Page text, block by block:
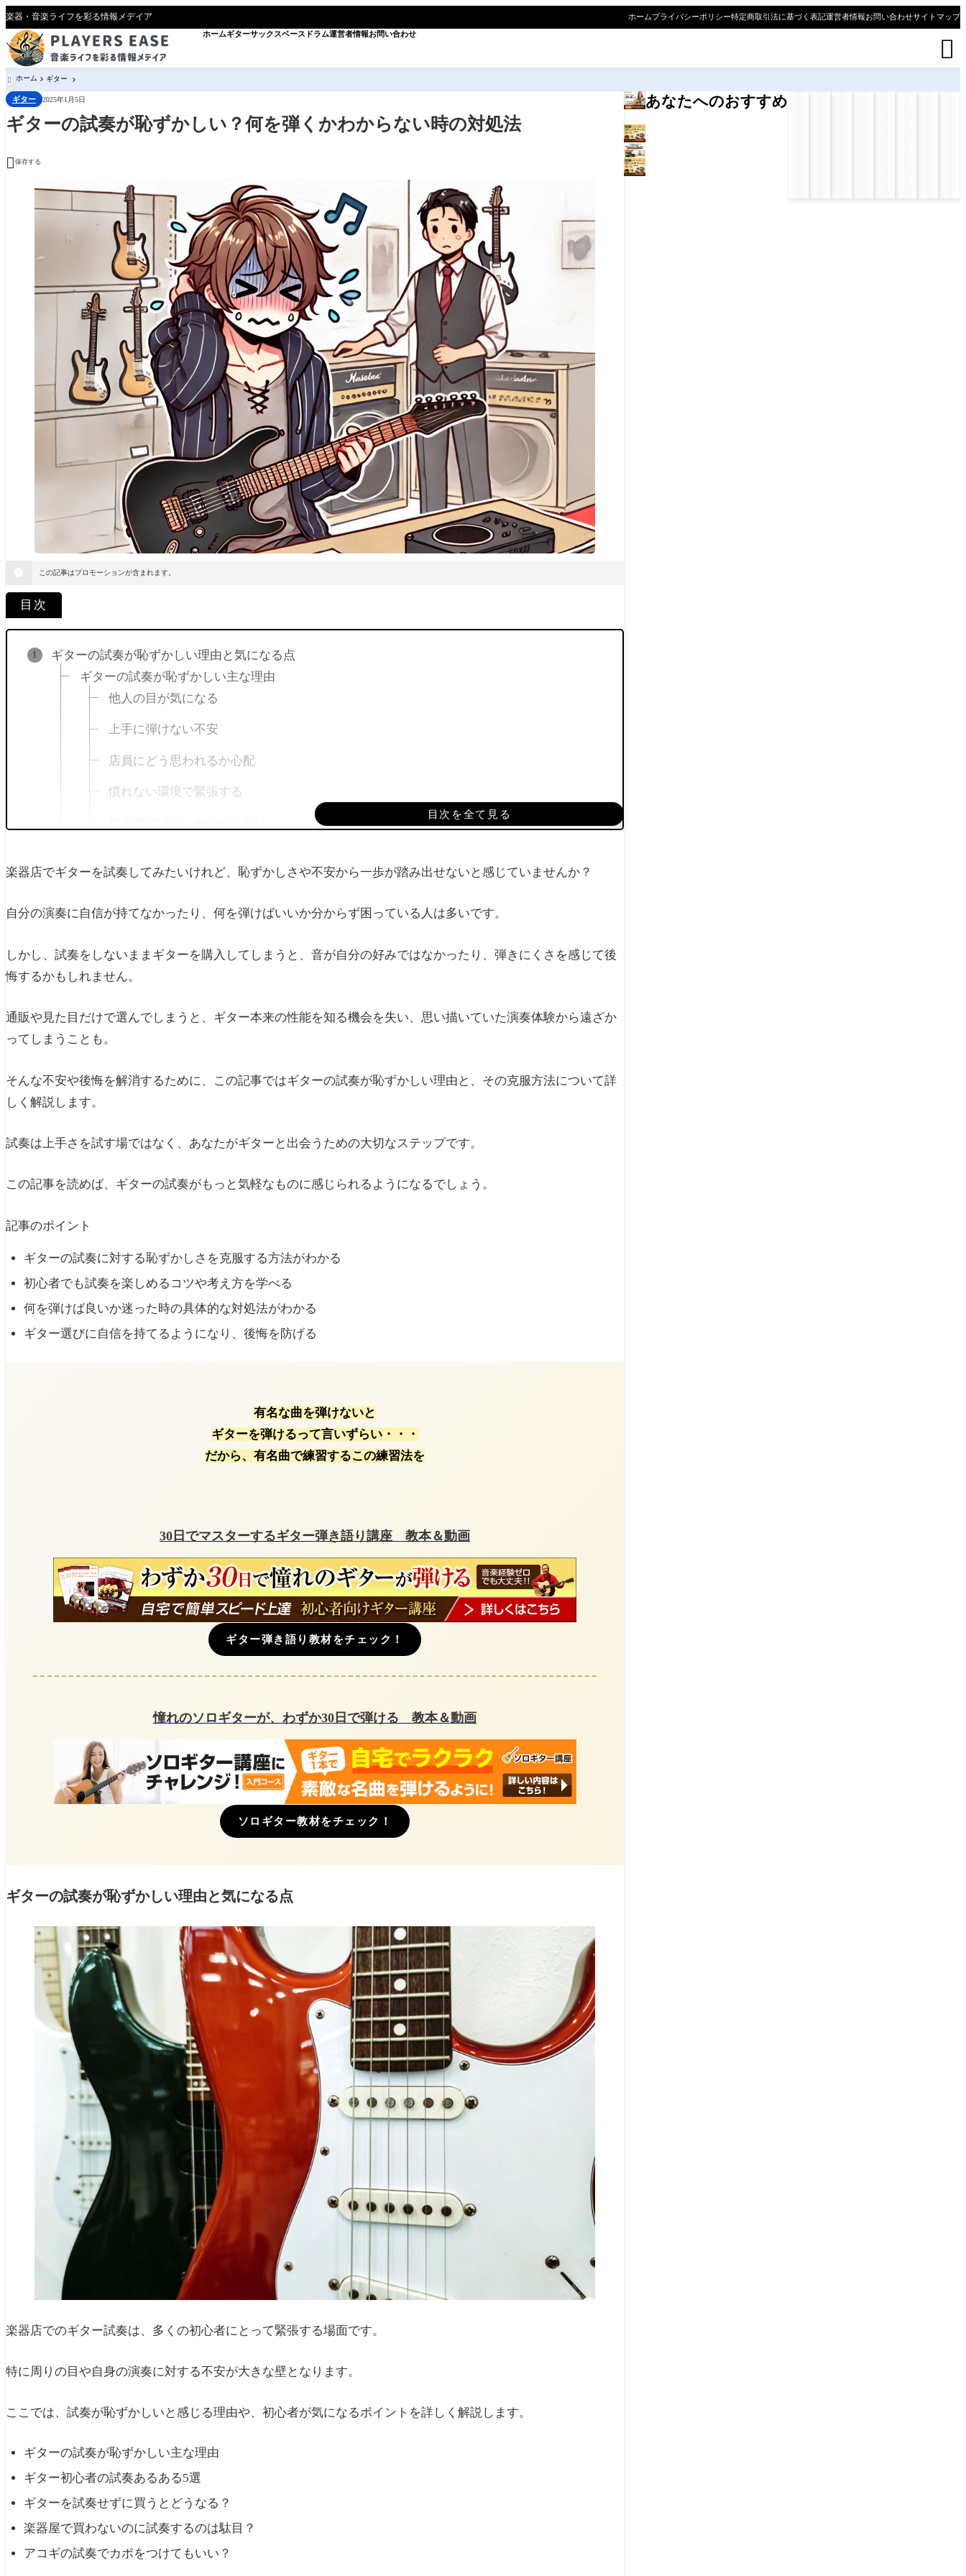
楽器・音楽ライフを彩る情報メデイア ホームプライバシーポリシー特定商取引法に基づく表記運営者情報お問い合わせサイトマップ
ホームギターサックスベース ドラム運営者情報お問い合わせ

 ホーム ギター
ギター 2025年1月5日
ギターの試奏が恥ずかしい？何を弾くかわからない時の対処法
 保存する
この記事はプロモーションが含まれます。
目次
目次を全て見る
ギターの試奏が恥ずかしい理由と気になる点
ギターの試奏が恥ずかしい主な理由
他人の目が気になる
上手に弾けない不安
店員にどう思われるか心配
慣れない環境で緊張する
音がうまく出ない
緊張して指が固くなる
試奏時間が長くなる
ギターを試奏せずに買うとどうなる？
アコギの試奏でカポをつけてもいい？
ギター初心者が試奏する際の考え方
焦って決めようとしない
何を弾くかわからない時の対処法
一弦ずつ鳴らしてみる
天国への階段
紅（X JAPAN）
禁じられた遊び
ギターを試奏する際のチェックポイント
音の響きを確かめる
フレットの状態を確認
ギターの試奏が恥ずかしいの総括
楽器店でギターを試奏してみたいけれど、恥ずかしさや不安から一歩が踏み出せないと感じていませんか？
自分の演奏に自信が持てなかったり、何を弾けばいいか分からず困っている人は多いです。
しかし、試奏をしないままギターを購入してしまうと、音が自分の好みではなかったり、弾きにくさを感じて後
悔するかもしれません。
通販や見た目だけで選んでしまうと、ギター本来の性能を知る機会を失い、思い描いていた演奏体験から遠ざか
ってしまうことも。
そんな不安や後悔を解消するために、この記事ではギターの試奏が恥ずかしい理由と、その克服方法について詳
しく解説します。
試奏は上手さを試す場ではなく、あなたがギターと出会うための大切なステップです。
この記事を読めば、ギターの試奏がもっと気軽なものに感じられるようになるでしょう。
記事のポイント
ギターの試奏に対する恥ずかしさを克服する方法がわかる
初心者でも試奏を楽しめるコツや考え方を学べる
何を弾けば良いか迷った時の具体的な対処法がわかる
ギター選びに自信を持てるようになり、後悔を防げる
有名な曲を弾けないと
ギターを弾けるって言いずらい・・・
だから、有名曲で練習するこの練習法を
30日でマスターするギター弾き語り講座 教本＆動画
ギター弾き語り教材をチェック！
憧れのソロギターが、わずか30日で弾ける 教本＆動画
ソロギター教材をチェック！
ギターの試奏が恥ずかしい理由と気になる点
楽器店でのギター試奏は、多くの初心者にとって緊張する場面です。
特に周りの目や自身の演奏に対する不安が大きな壁となります。
ここでは、試奏が恥ずかしいと感じる理由や、初心者が気になるポイントを詳しく解説します。
ギターの試奏が恥ずかしい主な理由
ギター初心者の試奏あるある5選
ギターを試奏せずに買うとどうなる？
楽器屋で買わないのに試奏するのは駄目？
アコギの試奏でカポをつけてもいい？
あなたへのおすすめ